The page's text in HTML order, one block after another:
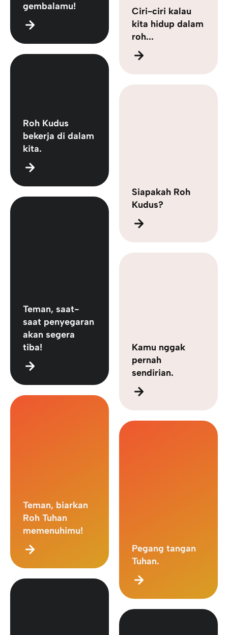
gembala​mu!
Ciri-ciri kalau
kita hidup dalam
roh...
Roh Kudus
bekerja di dalam
kita.
Siapakah Roh
Kudus?
Teman, saat-
saat penyegaran
akan segera
tiba!
Kamu nggak
pernah
sendirian.
Teman, biarkan
Roh Tuhan
memenuhimu!
Pegang tangan
Tuhan.